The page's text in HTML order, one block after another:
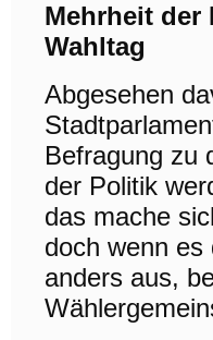
Mehrheit der
Wahltag
Abgesehen
Befragung zu
der Politik
das mache
doch wenn
anders aus,